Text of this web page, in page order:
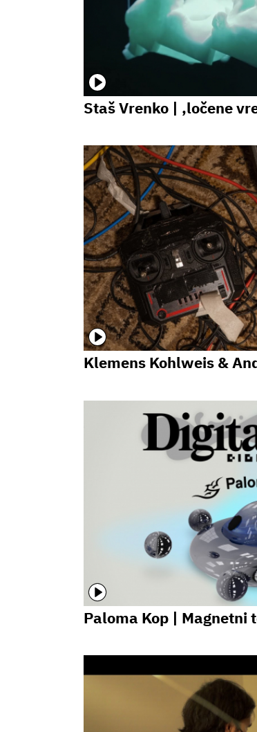
Staš Vrenko | ,ločene
Klemens Kohlweis &
Paloma Kop | Magnetni